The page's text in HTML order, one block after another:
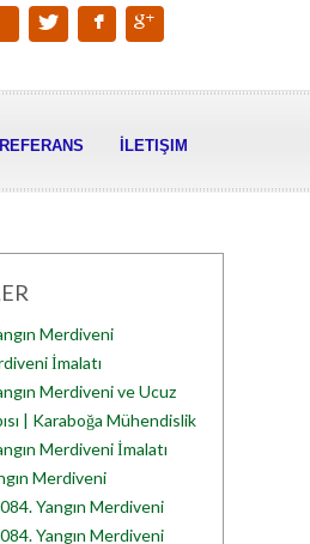
REFERANS İLETIŞIM
Merdiveni
İmalatı
Merdiveni ve Ucuz
| Karaboğa Mühendislik
Merdiveni İmalatı
Merdiveni
Yangın Merdiveni
Yangın Merdiveni